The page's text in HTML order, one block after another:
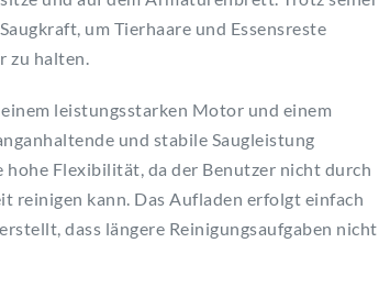
um Tierhaare und Essensreste
zu halten.
leistungsstarken Motor und einem
und stabile Saugleistung
Flexibilität, da der Benutzer nicht durch
reinigen kann. Das Aufladen erfolgt einfach
dass längere Reinigungsaufgaben nicht